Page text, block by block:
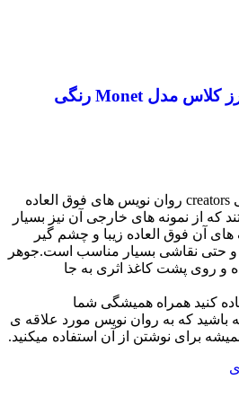
روان نویس کریتورز کلاس مدل Monet رنگی
روان نویس های رنگی creators روان نویس های فوق العاده
که از نمونه های خارجی آن نیز بسیار
های آن فوق العاده زیبا و چشم گیر
و حتی نقاشی بسیار مناسب است.جوهر
و روی پشت کاغذ اثری به جا
کنید همراه همیشگی شما
باشید که به روان نویس مورد علاقه ی
برای نوشتن از آن استفاده میکنید.